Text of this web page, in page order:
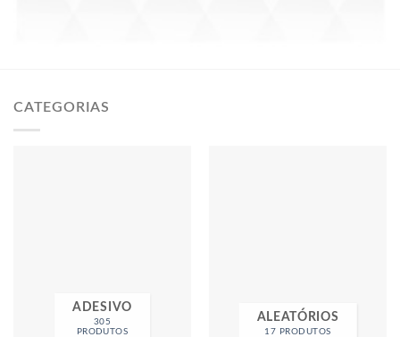
CATEGORIAS
ADESIVO
305
PRODUTOS
ALEATÓRIOS
17 PRODUTOS